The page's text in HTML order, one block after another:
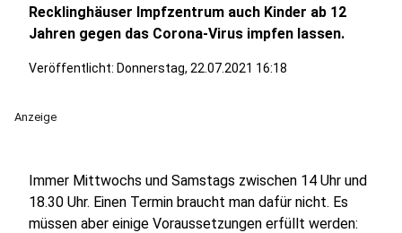
Recklinghäuser Impfzentrum auch Kinder ab 12
Jahren gegen das Corona-Virus impfen lassen.
Veröffentlicht: Donnerstag, 22.07.2021 16:18
Anzeige
Immer Mittwochs und Samstags zwischen 14 Uhr und
18.30 Uhr. Einen Termin braucht man dafür nicht. Es
müssen aber einige Voraussetzungen erfüllt werden: